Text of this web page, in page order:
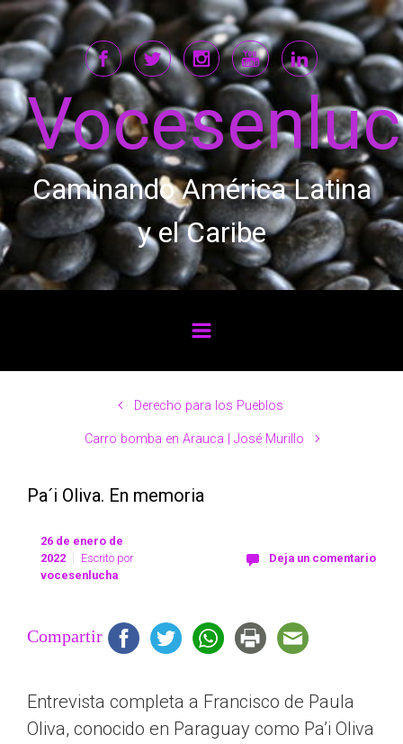
Saltar al contenido principal
Caminando América Latina
y el Caribe
Derecho para los Pueblos
Carro bomba en Arauca | José Murillo
Pa´i Oliva. En memoria
26 de enero de
2022
Escrito por
vocesenlucha
Deja un comentario
Compartir
Entrevista completa a Francisco de Paula
Oliva, conocido en Paraguay como Pa’i Oliva